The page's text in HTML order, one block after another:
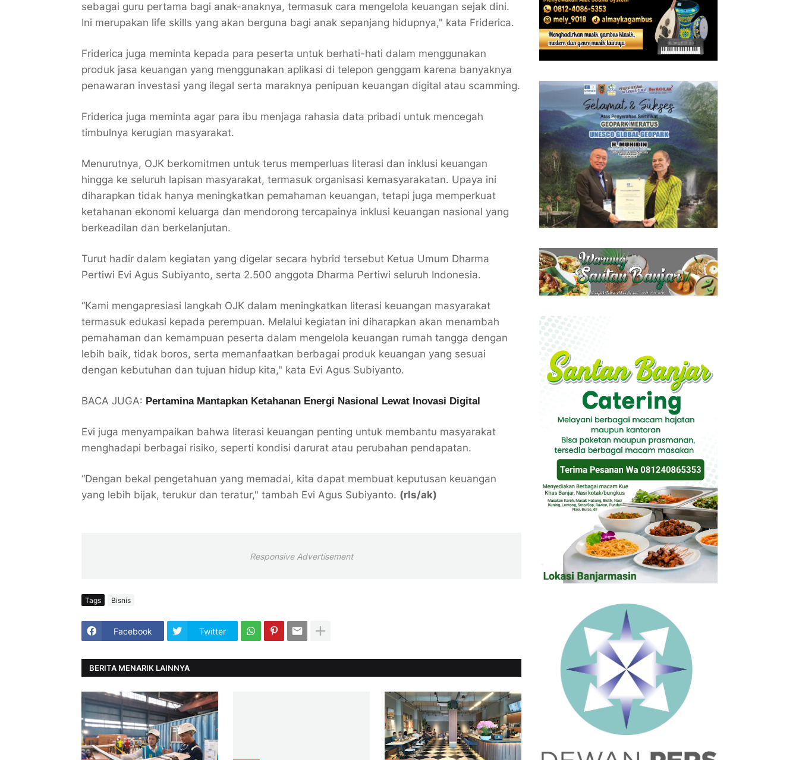
sebagai guru pertama bagi anak-anaknya, termasuk cara mengelola keuangan sejak dini.
Ini merupakan life skills yang akan berguna bagi anak sepanjang hidupnya," kata Friderica.
Friderica juga meminta kepada para peserta untuk berhati-hati dalam menggunakan
produk jasa keuangan yang menggunakan aplikasi di telepon genggam karena banyaknya
penawaran investasi yang ilegal serta maraknya penipuan keuangan digital atau scamming.
Friderica juga meminta agar para ibu menjaga rahasia data pribadi untuk mencegah
timbulnya kerugian masyarakat.
Menurutnya, OJK berkomitmen untuk terus memperluas literasi dan inklusi keuangan
hingga ke seluruh lapisan masyarakat, termasuk organisasi kemasyarakatan. Upaya ini
diharapkan tidak hanya meningkatkan pemahaman keuangan, tetapi juga memperkuat
ketahanan ekonomi keluarga dan mendorong tercapainya inklusi keuangan nasional yang
berkeadilan dan berkelanjutan.
Turut hadir dalam kegiatan yang digelar secara hybrid tersebut Ketua Umum Dharma
Pertiwi Evi Agus Subiyanto, serta 2.500 anggota Dharma Pertiwi seluruh Indonesia.
“Kami mengapresiasi langkah OJK dalam meningkatkan literasi keuangan masyarakat
termasuk edukasi kepada perempuan. Melalui kegiatan ini diharapkan akan menambah
pemahaman dan kemampuan peserta dalam mengelola keuangan rumah tangga dengan
lebih baik, tidak boros, serta memanfaatkan berbagai produk keuangan yang sesuai
dengan kebutuhan dan tujuan hidup kita," kata Evi Agus Subiyanto.
BACA JUGA: Pertamina Mantapkan Ketahanan Energi Nasional Lewat Inovasi Digital
Evi juga menyampaikan bahwa literasi keuangan penting untuk membantu masyarakat
menghadapi berbagai risiko, seperti kondisi darurat atau perubahan pendapatan.
“Dengan bekal pengetahuan yang memadai, kita dapat membuat keputusan keuangan
yang lebih bijak, terukur dan teratur," tambah Evi Agus Subiyanto. (rls/ak)
Responsive Advertisement
Tags Bisnis
Facebook Twitter
BERITA MENARIK LAINNYA